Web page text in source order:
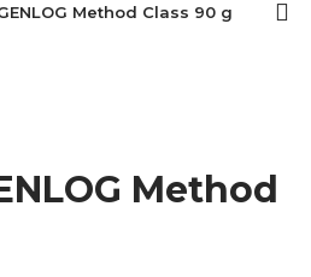
Method Class 90 g
Method